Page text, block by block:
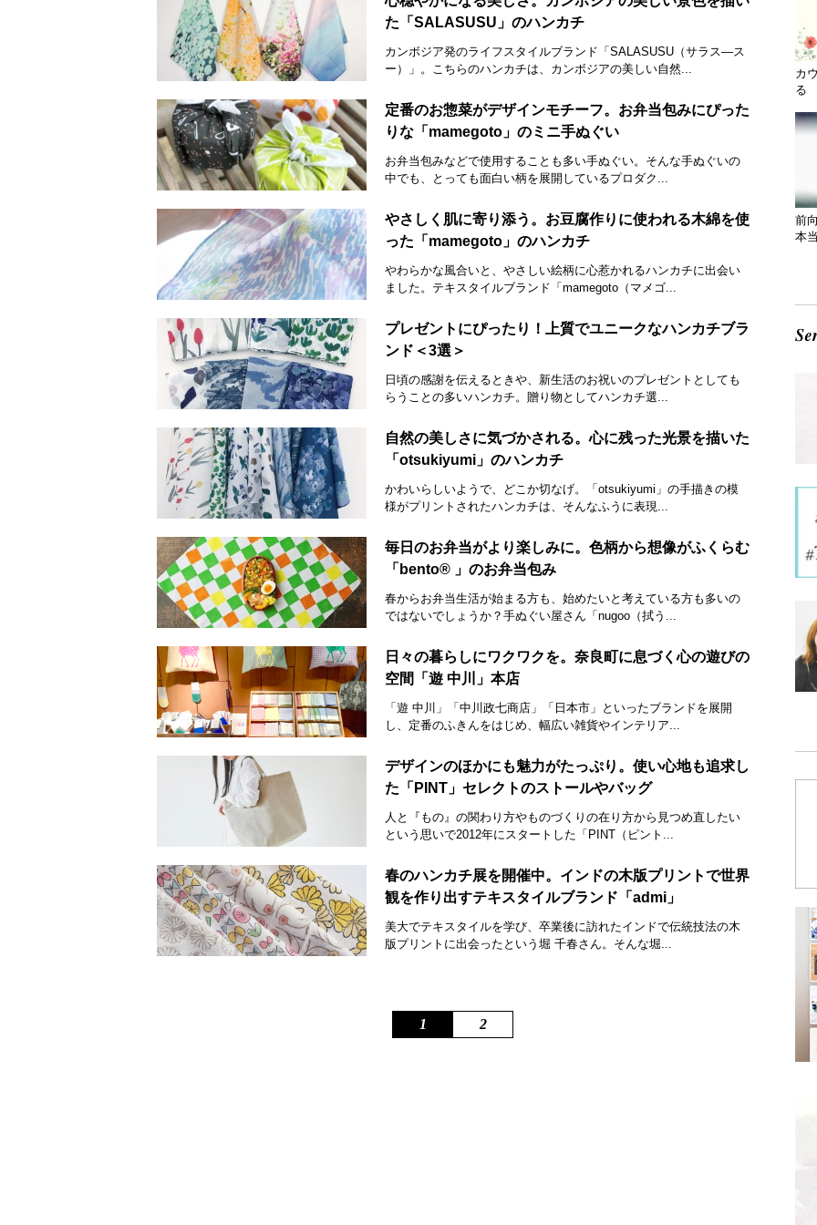
た「SALASUSU」のハンカチ
カンボジア発のライフスタイルブランド「SALASUSU（サラス―ス
ー）」。こちらのハンカチは、カンボジアの美しい自然...
定番のお惣菜がデザインモチーフ。お弁当包みにぴった
りな「mamegoto」のミニ手ぬぐい
お弁当包みなどで使用することも多い手ぬぐい。そんな手ぬぐいの
中でも、とっても面白い柄を展開しているプロダク...
やさしく肌に寄り添う。お豆腐作りに使われる木綿を使
った「mamegoto」のハンカチ
やわらかな風合いと、やさしい絵柄に心惹かれるハンカチに出会い
ました。テキスタイルブランド「mamegoto（マメゴ...
プレゼントにぴったり！上質でユニークなハンカチブラ
ンド＜3選＞
日頃の感謝を伝えるときや、新生活のお祝いのプレゼントとしても
らうことの多いハンカチ。贈り物としてハンカチ選...
自然の美しさに気づかされる。心に残った光景を描いた
「otsukiyumi」のハンカチ
かわいらしいようで、どこか切なげ。「otsukiyumi」の手描きの模
様がプリントされたハンカチは、そんなふうに表現...
毎日のお弁当がより楽しみに。色柄から想像がふくらむ
「bento® 」のお弁当包み
春からお弁当生活が始まる方も、始めたいと考えている方も多いの
ではないでしょうか？手ぬぐい屋さん「nugoo（拭う...
日々の暮らしにワクワクを。奈良町に息づく心の遊びの
空間「遊 中川」本店
「遊 中川」「中川政七商店」「日本市」といったブランドを展開
し、定番のふきんをはじめ、幅広い雑貨やインテリア...
デザインのほかにも魅力がたっぷり。使い心地も追求し
た「PINT」セレクトのストールやバッグ
人と『もの』の関わり方やものづくりの在り方から見つめ直したい
という思いで2012年にスタートした「PINT（ピント...
春のハンカチ展を開催中。インドの木版プリントで世界
観を作り出すテキスタイルブランド「admi」
美大でテキスタイルを学び、卒業後に訪れたインドで伝統技法の木
版プリントに出会ったという堀 千春さん。そんな堀...
1 2
カ
る
前
本